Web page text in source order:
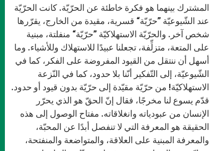
المشترك بينهما هو فكرة خاطئة عن الحرّيّة. كانت الحرّيّة
عند الشّيوعيّة ”حرّيّة“ قسرية، مقيدة من الخارج، يقرّرها
شخص آخر. والحرّيّة الاستهلاكيّة ”حرّيّة“ منفلتة، مبنية
على المتعة، متزلِّفة، تجعلنا عبيدًا للاستهلاك وللأشياء. وما
أسهل أن ننتقل من القيود المفروضة على الفكر، كما في
الشّيوعيّة، إلى التّفكير أنّنا بلا حدود، كما في النّزعة
الاستهلاكيّة! من حرّيّة مقيّدة إلى حرّيّة بدون قيود أو حدود.
قدّم يسوع لنا مخرجًا، فقال إنّ الحقّ هو الذي يحرّر
الإنسان من عبودياته وانغلاقاته. مفتاح الوصول إلى هذه
الحقيقة هو المعرفة التي لا تنفصل أبدًا عن المحبّة،
والمعرفة المبنية على العلاقة، والمتواضعة والمنفتحة،